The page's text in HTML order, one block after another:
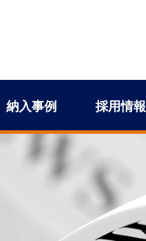
納入事例 採用情報